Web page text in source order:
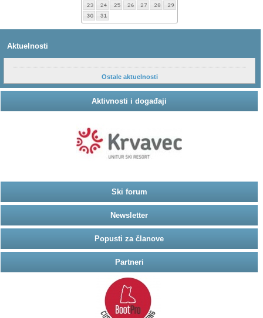
Aktuelnosti
Ostale aktuelnosti
Aktivnosti i događaji
Ski forum
Newsletter
Popusti za članove
Partneri